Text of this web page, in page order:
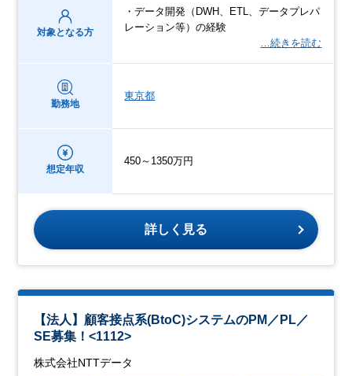
対象となる方
・データ開発（DWH、ETL、データプレパ
レーション等）の経験
…続きを読む
勤務地
東京都
想定年収
450～1350万円
詳しく見る
【法人】顧客接点系(BtoC)システムのPM／PL／
SE募集！<1112>
株式会社NTTデータ